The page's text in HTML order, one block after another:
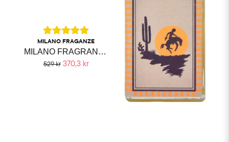
MILANO FRAGANZE
MILANO FRAGRANZE DISCOVERY SET
529 kr 370,3 kr